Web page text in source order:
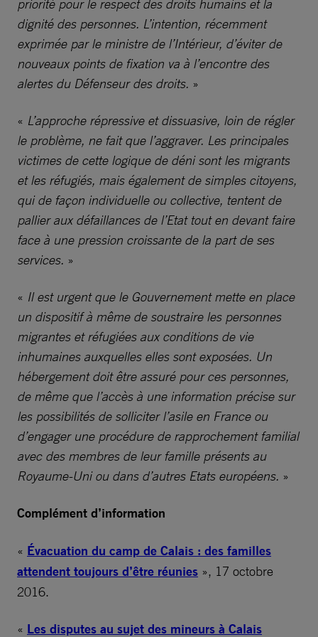
priorité pour le respect des droits humains et la
dignité des personnes. L’intention, récemment
exprimée par le ministre de l’Intérieur, d’éviter de
nouveaux points de fixation va à l’encontre des
alertes du Défenseur des droits. »
« L’approche répressive et dissuasive, loin de régler
le problème, ne fait que l’aggraver. Les principales
victimes de cette logique de déni sont les migrants
et les réfugiés, mais également de simples citoyens,
qui de façon individuelle ou collective, tentent de
pallier aux défaillances de l’Etat tout en devant faire
face à une pression croissante de la part de ses
services. »
« Il est urgent que le Gouvernement mette en place
un dispositif à même de soustraire les personnes
migrantes et réfugiées aux conditions de vie
inhumaines auxquelles elles sont exposées. Un
hébergement doit être assuré pour ces personnes,
de même que l’accès à une information précise sur
les possibilités de solliciter l’asile en France ou
d’engager une procédure de rapprochement familial
avec des membres de leur famille présents au
Royaume-Uni ou dans d’autres Etats européens. »
Complément d’information
« Évacuation du camp de Calais : des familles
attendent toujours d’être réunies », 17 octobre
2016.
« Les disputes au sujet des mineurs à Calais